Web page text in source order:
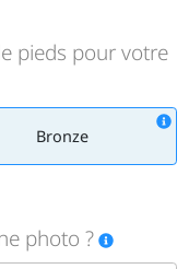
pieds pour votre
Bronze
photo ?